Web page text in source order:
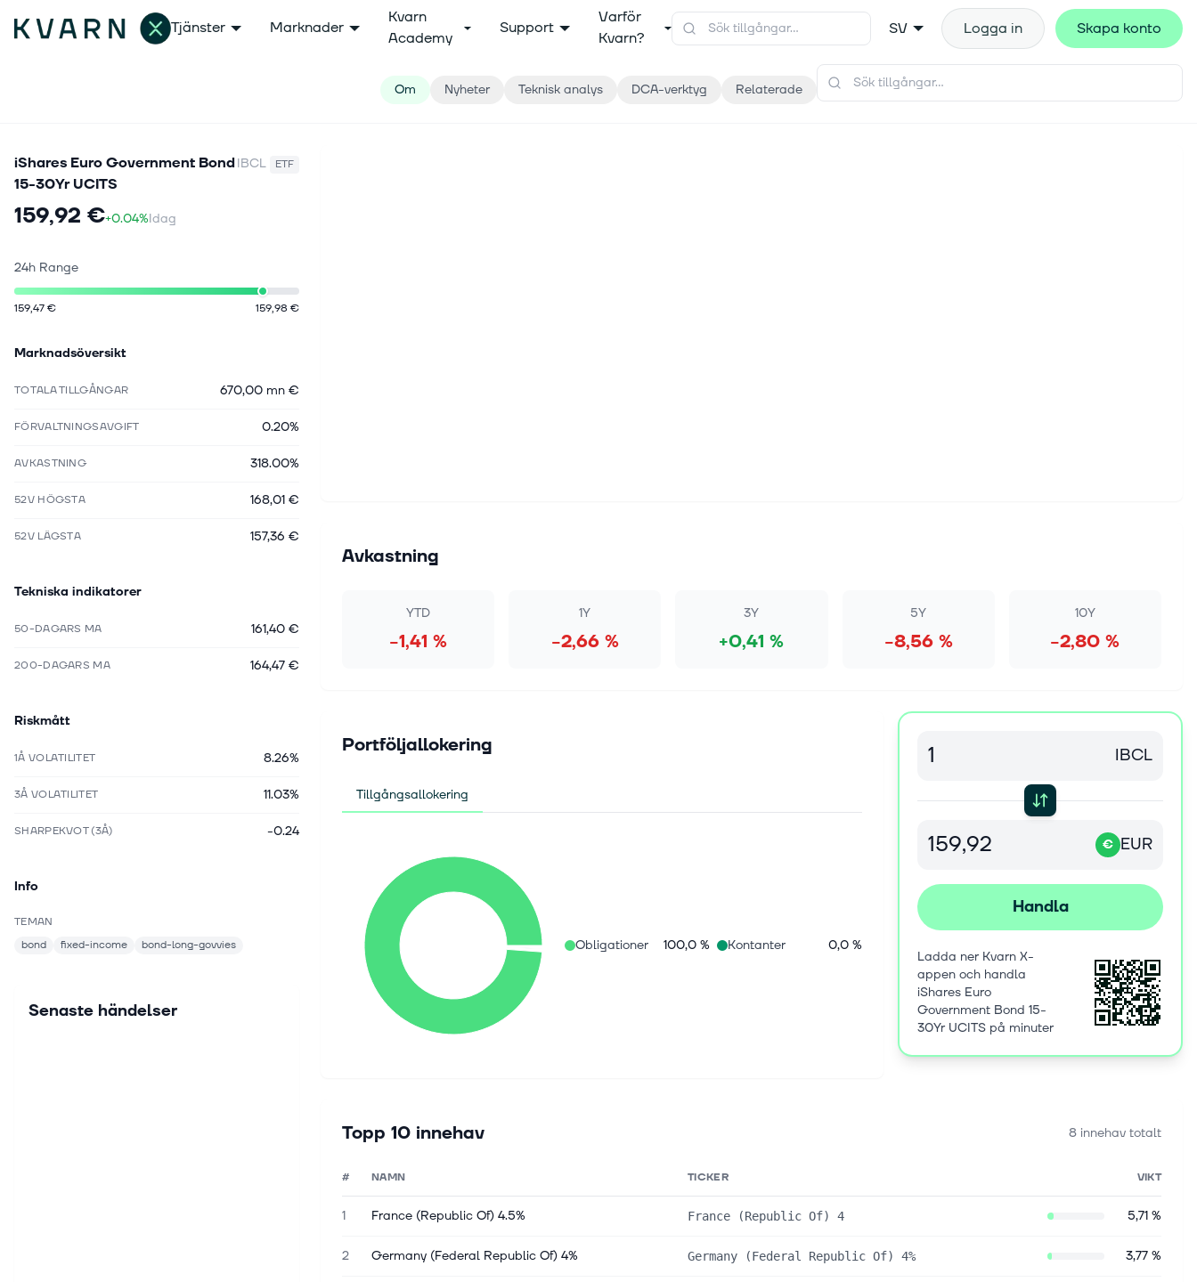
Tjänster Marknader
Kvarn
Academy
Support
Varför
Kvarn?
SV Logga in Skapa konto
Om Nyheter Teknisk analys DCA-verktyg Relaterade
iShares Euro Government Bond
15-30Yr UCITS
IBCL ETF
159,92 €+0.04%Idag
24h Range
159,47 € 159,98 €
Marknadsöversikt
TOTALA TILLGÅNGAR 670,00 mn €
FÖRVALTNINGSAVGIFT 0.20%
AVKASTNING 318.00%
52V HÖGSTA 168,01 €
52V LÄGSTA 157,36 €
Tekniska indikatorer
50-DAGARS MA 161,40 €
200-DAGARS MA 164,47 €
Riskmått
1Å VOLATILITET 8.26%
3Å VOLATILITET 11.03%
SHARPEKVOT (3Å) -0.24
Info
TEMAN
bond
fixed-income bond-long-govvies
Senaste händelser
Avkastning
YTD
−1,41 %
1Y
−2,66 %
3Y
+0,41 %
5Y
−8,56 %
10Y
−2,80 %
Portföljallokering
Tillgångsallokering
Obligationer 100,0 % Kontanter 0,0 %
IBCL
€ EUR
Handla
Ladda ner Kvarn X-
appen och handla
iShares Euro
Government Bond 15-
30Yr UCITS på minuter
Topp 10 innehav 8 innehav totalt
# NAMN TICKER VIKT
1 France (Republic Of) 4.5% France (Republic Of) 4 5,71 %
2 Germany (Federal Republic Of) 4% Germany (Federal Republic Of) 4% 3,77 %